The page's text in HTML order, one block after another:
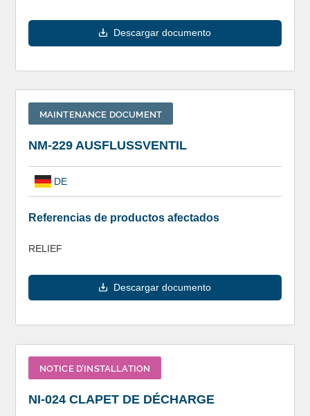
Descargar documento
MAINTENANCE DOCUMENT
NM-229 AUSFLUSSVENTIL
DE
Referencias de productos afectados
RELIEF
Descargar documento
NOTICE D’INSTALLATION
NI-024 CLAPET DE DÉCHARGE